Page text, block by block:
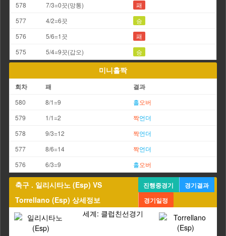
578
7/3=0끗(망통)
패
577
4/2=6끗
승
576
5/6=1끗
패
575
5/4=9끗(갑오) 승
미니홀짝
회차 패 결과
580 8/1=9 홀오버
579
1/1=2 짝언더
578
9/3=12 짝언더
577
8/6=14 짝언더
576
6/3=9 홀오버
축구 . 일리시타노 (Esp) VS
Torrellano (Esp) 상세정보
진행중경기
경기결과
경기일정
세계: 클럽친선경기